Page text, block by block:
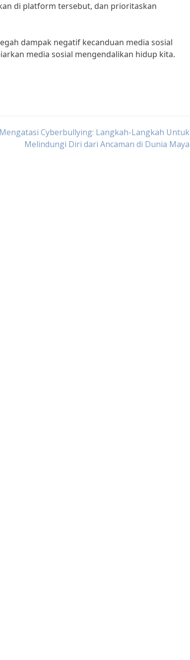
di platform tersebut, dan prioritaskan
dampak negatif kecanduan media sosial
media sosial mengendalikan hidup kita.
Mengatasi Cyberbullying: Langkah-Langkah Untuk
Melindungi Diri dari Ancaman di Dunia Maya